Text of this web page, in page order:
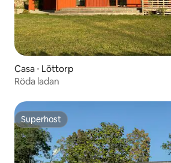
Casa ⋅ Löttorp
Röda ladan
Superhost
Superhost